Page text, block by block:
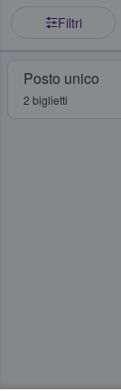
Filtri
Posto unico
2 biglietti